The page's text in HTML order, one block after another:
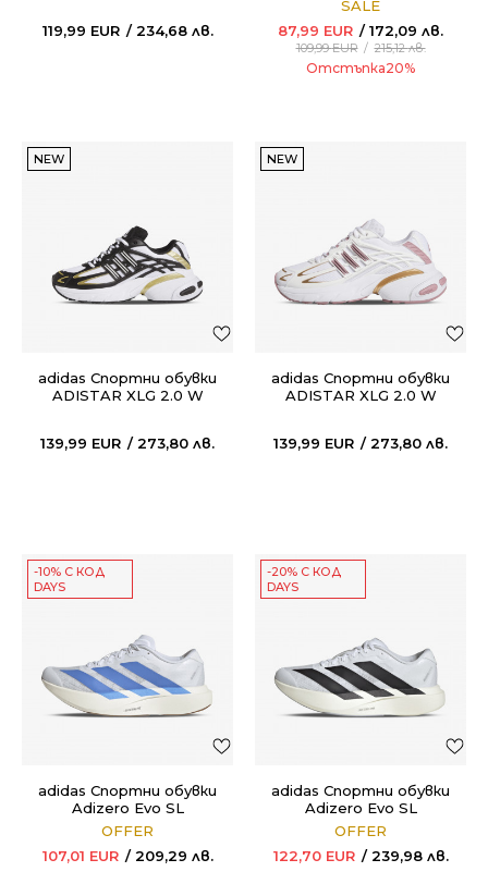
119,99 EUR 234,68 лв.
SALE
87,99 EUR 172,09 лв.
109,99EUR 215,12лв.
Отстъпка20%
NEW
adidas Спортни обувки
ADISTAR XLG 2.0 W
139,99 EUR 273,80 лв.
NEW
adidas Спортни обувки
ADISTAR XLG 2.0 W
139,99 EUR 273,80 лв.
-10% С КОД
DAYS
adidas Спортни обувки
Adizero Evo SL
OFFER
107,01 EUR 209,29 лв.
-20% С КОД
DAYS
adidas Спортни обувки
Adizero Evo SL
OFFER
122,70 EUR 239,98 лв.